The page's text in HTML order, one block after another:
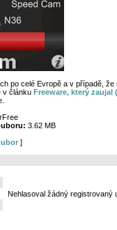
po celé Evropě a v případě,
v článku Freeware, který zaujal
3.62 MB
]
Nehlasoval žádný registrovaný